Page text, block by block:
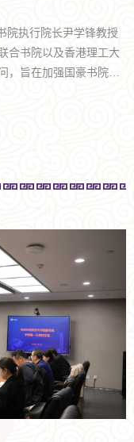
院执行院长尹学锋教授
合书院以及香港理工大
，旨在加强国豪书院与